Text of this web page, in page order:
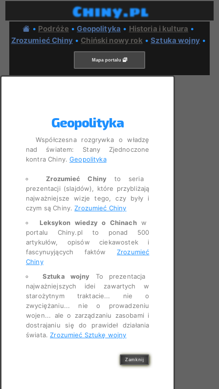
Chiny.pl
• Podróże •Geopolityka • Historia i kultura •
Zrozumieć Chiny• Chiński nowy rok •Sztuka wojny•
Mapa portalu
Geopolityka
Współczesna rozgrywka o władzę
nad światem: Stany Zjednoczone
kontra Chiny.Geopolityka
Zrozumieć Chiny to seria
prezentacji (slajdów), które przybliżają
najważniejsze wizje tego, czy były i
czym są Chiny.Zrozumieć Chiny
Leksykon wiedzy o Chinachw
portalu Chiny.pl to ponad 500
artykułów, opisów ciekawostek i
fascynuyjących faktówZrozumieć
Chiny
Sztuka wojny To prezentacja
najważniejszych idei zawartych w
starożytnym traktacie... nie o
zwyciężaniu... nie o prowadzeniu
wojen... ale o zarządzaniu zasobami i
dostrajaniu się do prawideł działania
świata.Zrozumieć Sztukę wojny
Zamknij